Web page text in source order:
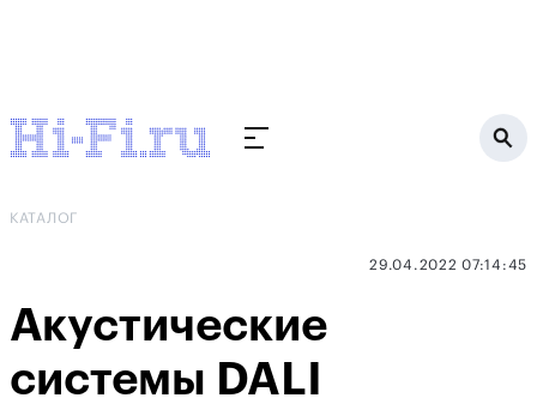
КАТАЛОГ
29.04.2022 07:14:45
Акустические
системы DALI